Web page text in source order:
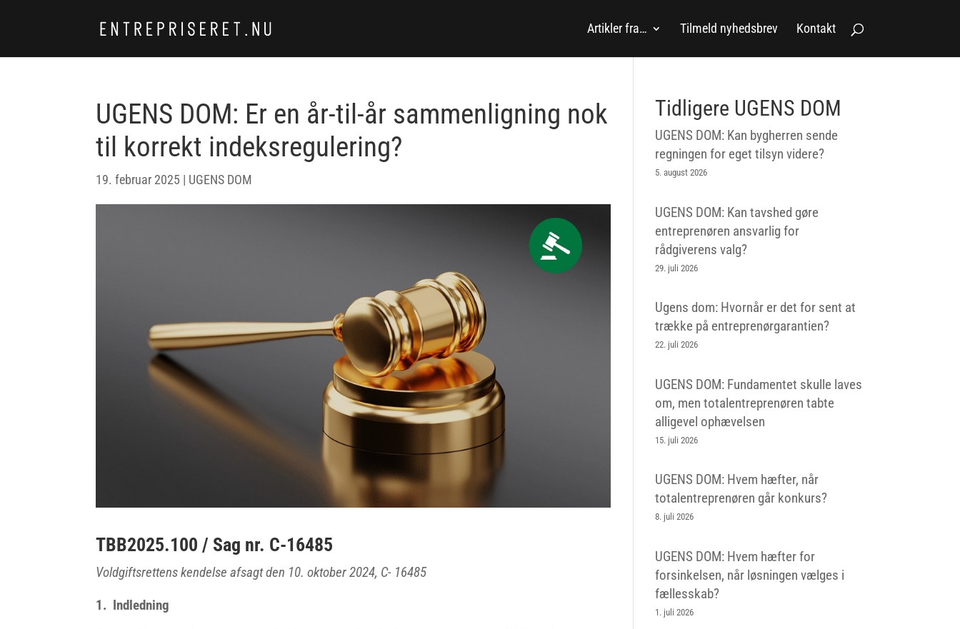
Artikler fra… Tilmeld nyhedsbrev Kontakt
UGENS DOM: Er en år-til-år sammenligning nok
til korrekt indeksregulering?
19. februar 2025 | UGENS DOM
TBB2025.100 / Sag nr. C-16485
Voldgiftsrettens kendelse afsagt den 10. oktober 2024, C- 16485
1. Indledning
Tidligere UGENS DOM
UGENS DOM: Kan bygherren sende
regningen for eget tilsyn videre?
5. august 2026
UGENS DOM: Kan tavshed gøre
entreprenøren ansvarlig for
rådgiverens valg?
29. juli 2026
Ugens dom: Hvornår er det for sent at
trække på entreprenørgarantien?
22. juli 2026
UGENS DOM: Fundamentet skulle laves
om, men totalentreprenøren tabte
alligevel ophævelsen
15. juli 2026
UGENS DOM: Hvem hæfter, når
totalentreprenøren går konkurs?
8. juli 2026
UGENS DOM: Hvem hæfter for
forsinkelsen, når løsningen vælges i
fællesskab?
1. juli 2026